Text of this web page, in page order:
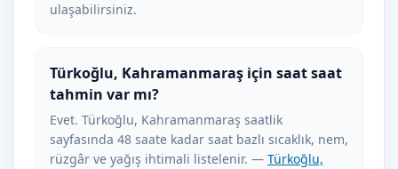
ulaşabilirsiniz.
Türkoğlu, Kahramanmaraş için saat saat
tahmin var mı?
Evet. Türkoğlu, Kahramanmaraş saatlik
sayfasında 48 saate kadar saat bazlı sıcaklık, nem,
rüzgâr ve yağış ihtimali listelenir. — Türkoğlu,